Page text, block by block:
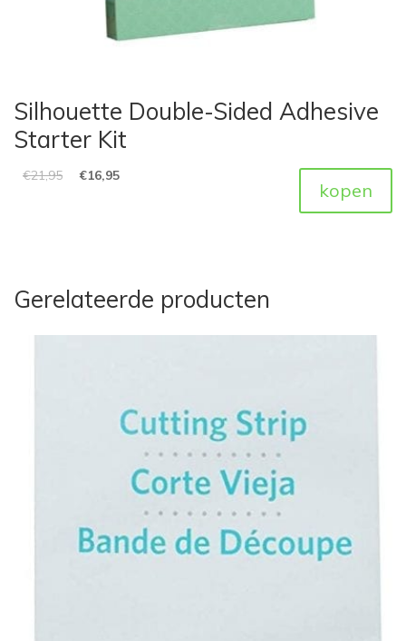
Silhouette Double-Sided Adhesive
Starter Kit
€21,95 €16,95
kopen
Gerelateerde producten